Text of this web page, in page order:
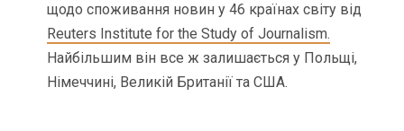
щодо споживання новин у 46 країнах світу від
Reuters Institute for the Study of Journalism.
Найбільшим він все ж залишається у Польщі,
Німеччині, Великій Британії та США.